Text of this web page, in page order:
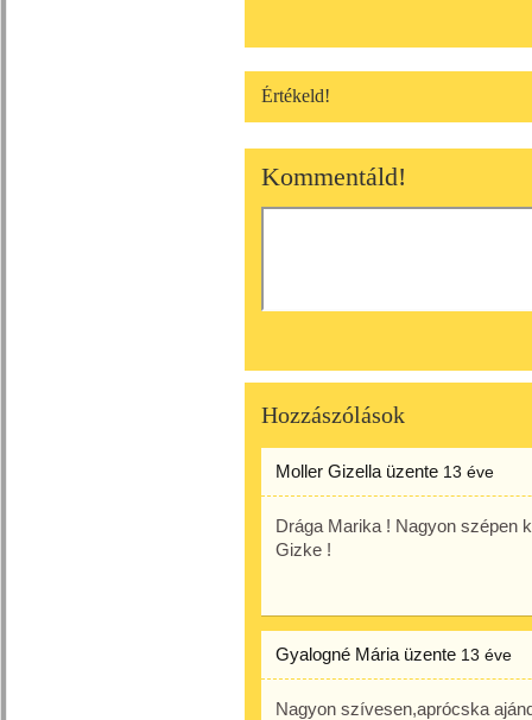
Értékeld!
Kommentáld!
Hozzászólások
Moller Gizella üzente 13 éve
Drága Marika ! Nagyon szépen
Gizke !
Gyalogné Mária üzente 13 éve
Nagyon szívesen,aprócska